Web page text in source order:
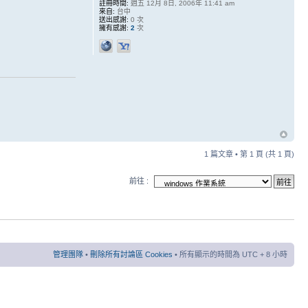
註冊時間: 週五 12月 8日, 2006年 11:41 am
來自: 台中
送出感謝: 0 次
擁有感謝: 2 次
1 篇文章 • 第 1 頁 (共 1 頁)
前往 :
管理團隊 • 刪除所有討論區 Cookies • 所有顯示的時間為 UTC + 8 小時